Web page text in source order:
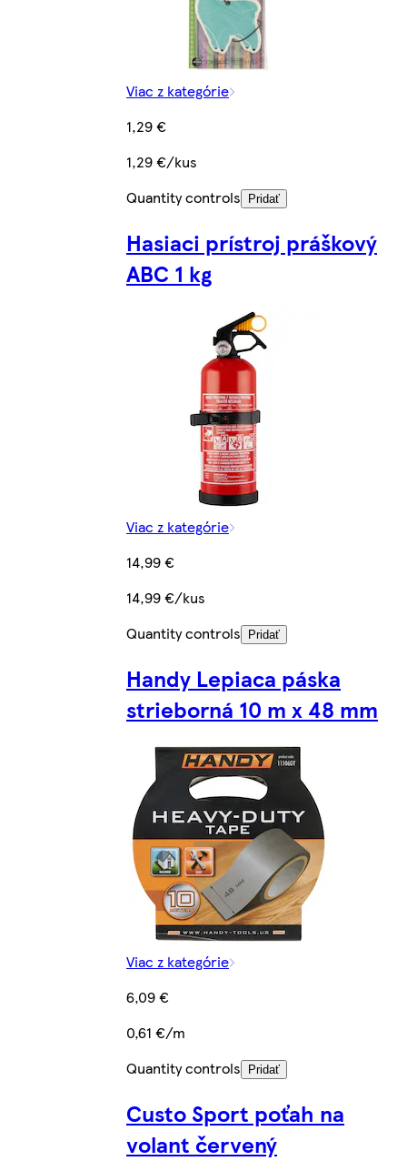
Viac z kategórie
1,29 €
1,29 €/kus
Quantity controls
Pridať
Hasiaci prístroj práškový
ABC 1 kg
Viac z kategórie
14,99 €
14,99 €/kus
Quantity controls
Pridať
Handy Lepiaca páska
strieborná 10 m x 48 mm
Viac z kategórie
6,09 €
0,61 €/m
Quantity controls
Pridať
Custo Sport poťah na
volant červený